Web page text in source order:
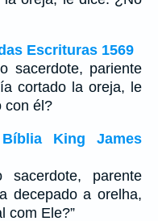
Escrituras 1569
sacerdote, pariente
cortado la oreja, le
con él?
King James
parente
decepado a orelha,
com Ele?”